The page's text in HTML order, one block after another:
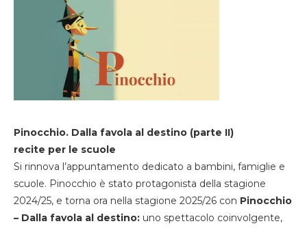
Pinocchio. Dalla favola al destino (parte II)
recite per le scuole
Si rinnova l’appuntamento dedicato a bambini, famiglie e
scuole. Pinocchio è stato protagonista della stagione
2024/25, e torna ora nella stagione 2025/26 con Pinocchio
– Dalla favola al destino: uno spettacolo coinvolgente,